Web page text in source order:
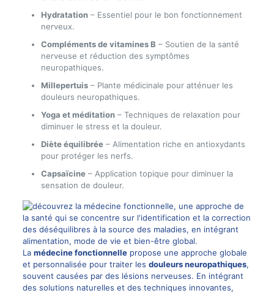
Hydratation– Essentiel pour le bon fonctionnement
nerveux.
Compléments de vitamines B – Soutien de la santé
nerveuse et réduction des symptômes
neuropathiques.
Millepertuis– Plante médicinale pour atténuer les
douleurs neuropathiques.
Yoga et méditation– Techniques de relaxation pour
diminuer le stress et la douleur.
Diète équilibrée– Alimentation riche en antioxydants
pour protéger les nerfs.
Capsaïcine– Application topique pour diminuer la
sensation de douleur.
La médecine fonctionnellepropose une approche globale
et personnalisée pour traiter les douleurs neuropathiques,
souvent causées par des lésions nerveuses. En intégrant
des solutions naturelles et des techniques innovantes,